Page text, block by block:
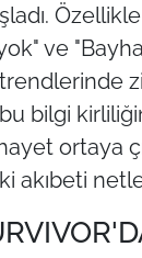
ve
bilgi
ortaya
akıbeti